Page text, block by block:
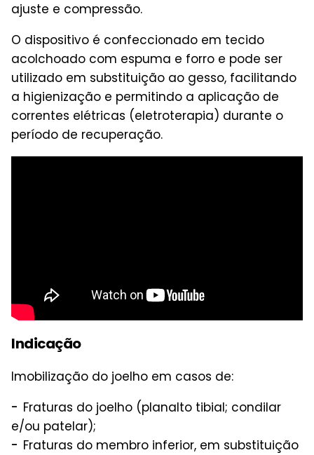
ajuste e compressão.
O dispositivo é confeccionado em tecido
acolchoado com espuma e forro e pode ser
utilizado em substituição ao gesso, facilitando
a higienização e permitindo a aplicação de
correntes elétricas (eletroterapia) durante o
período de recuperação.
Indicação
Imobilização do joelho em casos de:
Fraturas do joelho (planalto tibial; condilar
e/ou patelar);
Fraturas do membro inferior, em substituição